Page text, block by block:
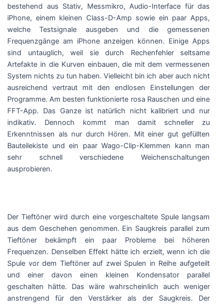
bestehend aus Stativ, Messmikro, Audio-Interface für das
iPhone, einem kleinen Class-D-Amp sowie ein paar Apps,
welche Testsignale ausgeben und die gemessenen
Frequenzgänge am iPhone anzeigen können. Einige Apps
sind untauglich, weil sie durch Rechenfehler seltsame
Artefakte in die Kurven einbauen, die mit dem vermessenen
System nichts zu tun haben. Vielleicht bin ich aber auch nicht
ausreichend vertraut mit den endlosen Einstellungen der
Programme. Am besten funktionierte rosa Rauschen und eine
FFT-App. Das Ganze ist natürlich nicht kalibriert und nur
indikativ. Dennoch kommt man damit schneller zu
Erkenntnissen als nur durch Hören. Mit einer gut gefüllten
Bauteilekiste und ein paar Wago-Clip-Klemmen kann man
sehr schnell verschiedene Weichenschaltungen
ausprobieren.
Der Tieftöner wird durch eine vorgeschaltete Spule langsam
aus dem Geschehen genommen. Ein Saugkreis parallel zum
Tieftöner bekämpft ein paar Probleme bei höheren
Frequenzen. Denselben Effekt hätte ich erzielt, wenn ich die
Spule vor dem Tieftöner auf zwei Spulen in Reihe aufgeteilt
und einer davon einen kleinen Kondensator parallel
geschalten hätte. Das wäre wahrscheinlich auch weniger
anstrengend für den Verstärker als der Saugkreis. Der